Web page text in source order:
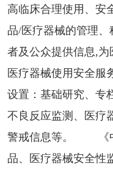
高临床合理使用、安
品/医疗器械的管理
者及公众提供信息,
医疗器械使用安全服
设置：基础研究、专
不良反应监测、医疗
警戒信息等。 《中
品、医疗器械安全性